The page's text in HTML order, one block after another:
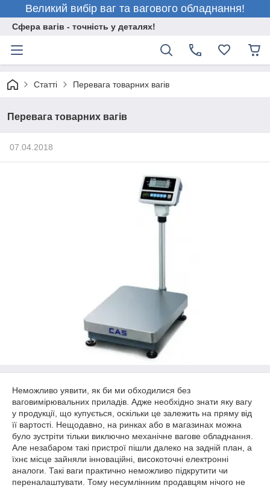
Великий вибір ваг та вагового обладнання!
Сфера вагів - точність у деталях!
Статті Перевага товарних вагів
Перевага товарних вагів
07.04.2018
Неможливо уявити, як би ми обходилися без
ваговимірювальних приладів. Адже необхідно знати яку вагу
у продукції, що купується, оскільки це залежить на пряму від
її вартості. Нещодавно, на ринках або в магазинах можна
було зустріти тільки виключно механічне вагове обладнання.
Але незабаром такі пристрої пішли далеко на задній план, а
їхнє місце зайняли інноваційні, високоточні електронні
аналоги. Такі ваги практично неможливо підкрутити чи
переналаштувати. Тому несумлінним продавцям нічого не